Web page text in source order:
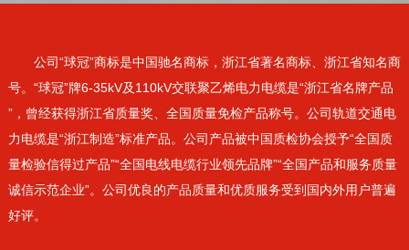
公司“球冠”商标是中国驰名商标，浙江省著名商标、浙江省知名商
号。“球冠”牌6-35kV及110kV交联聚乙烯电力电缆是“浙江省名牌产品
”，曾经获得浙江省质量奖、全国质量免检产品称号。公司轨道交通电
力电缆是“浙江制造”标准产品。公司产品被中国质检协会授予“全国质
量检验信得过产品”“全国电线电缆行业领先品牌”“全国产品和服务质量
诚信示范企业”。公司优良的产品质量和优质服务受到国内外用户普遍
好评。